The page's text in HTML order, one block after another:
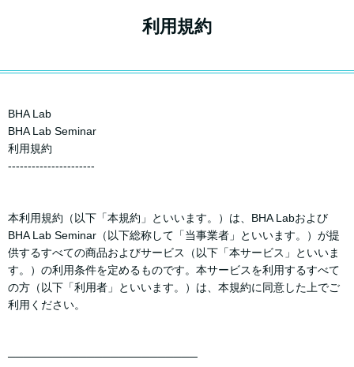
利用規約
BHA Lab
BHA Lab Seminar
利用規約
----------------------
本利用規約（以下「本規約」といいます。）は、BHA Labおよび
BHA Lab Seminar（以下総称して「当事業者」といいます。）が提
供するすべての商品およびサービス（以下「本サービス」といいま
す。）の利用条件を定めるものです。本サービスを利用するすべて
の方（以下「利用者」といいます。）は、本規約に同意した上でご
利用ください。
────────────────────────